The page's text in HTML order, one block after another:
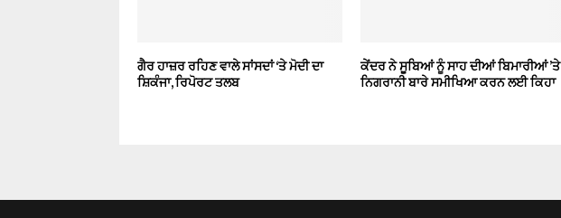
ਗੈਰ ਹਾਜ਼ਰ ਰਹਿਣ ਵਾਲੇ ਸਾਂਸਦਾਂ ‘ਤੇ ਮੋਦੀ ਦਾ
ਸ਼ਿਕੰਜਾ, ਰਿਪੋਰਟ ਤਲਬ
ਕੇਂਦਰ ਨੇ ਸੂਬਿਆਂ ਨੂੰ ਸਾਹ ਦੀਆਂ ਬਿਮਾਰੀਆਂ ’ਤੇ
ਨਿਗਰਾਨੀ ਬਾਰੇ ਸਮੀਖਿਆ ਕਰਨ ਲਈ ਕਿਹਾ